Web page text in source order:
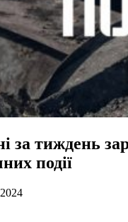
тиждень
події